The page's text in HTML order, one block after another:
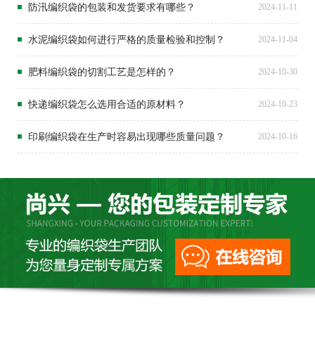
防汛编织袋的包装和发货要求有哪些？ 2024-11-11
水泥编织袋如何进行严格的质量检验和控制？ 2024-11-04
肥料编织袋的切割工艺是怎样的？ 2024-10-30
快递编织袋怎么选用合适的原材料？ 2024-10-23
印刷编织袋在生产时容易出现哪些质量问题？ 2024-10-16